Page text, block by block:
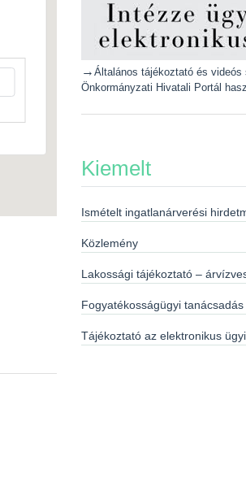
→ Általános tájékoztató és videós
Önkormányzati Hivatali Portál
Kiemelt
Ismételt ingatlanárverési
Közlemény
Lakossági tájékoztató –
Fogyatékosságügyi
Tájékoztató az elektronikus